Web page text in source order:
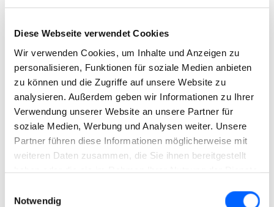
Diese Webseite verwendet Cookies
Wir verwenden Cookies, um Inhalte und Anzeigen zu
personalisieren, Funktionen für soziale Medien anbieten
zu können und die Zugriffe auf unsere Website zu
analysieren. Außerdem geben wir Informationen zu Ihrer
Verwendung unserer Website an unsere Partner für
soziale Medien, Werbung und Analysen weiter. Unsere
Partner führen diese Informationen möglicherweise mit
weiteren Daten zusammen, die Sie ihnen bereitgestellt
haben oder die sie im Rahmen Ihrer Nutzung der Dienste
Notwendig